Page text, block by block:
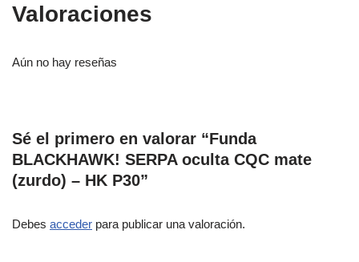
Valoraciones
Aún no hay reseñas
Sé el primero en valorar “Funda
BLACKHAWK! SERPA oculta CQC mate
(zurdo) – HK P30”
Debes acceder para publicar una valoración.